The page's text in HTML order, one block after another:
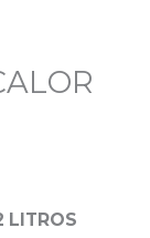
LITROS